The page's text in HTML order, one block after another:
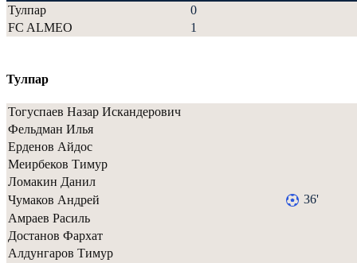
Тулпар
0
FC ALMEO
1
Тулпар
Тогуспаев Назар Искандерович
Фельдман Илья
Ерденов Айдос
Меирбеков Тимур
Ломакин Данил
Чумаков Андрей
36'
Амраев Расиль
Достанов Фархат
Алдунгаров Тимур